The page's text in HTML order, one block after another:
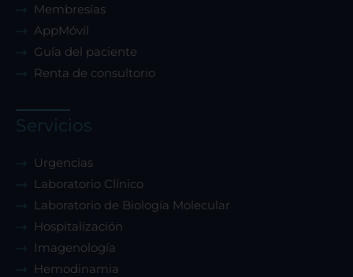
Membresías
AppMóvil
Guía del paciente
Renta de consultorio
Servicios
Urgencias
Laboratorio Clínico
Laboratorio de Biología Molecular
Hospitalización
Imagenología
Hemodinamia